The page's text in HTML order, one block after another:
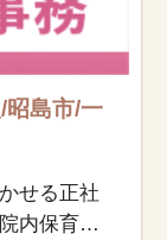
島市/一
せる正社
内保育所